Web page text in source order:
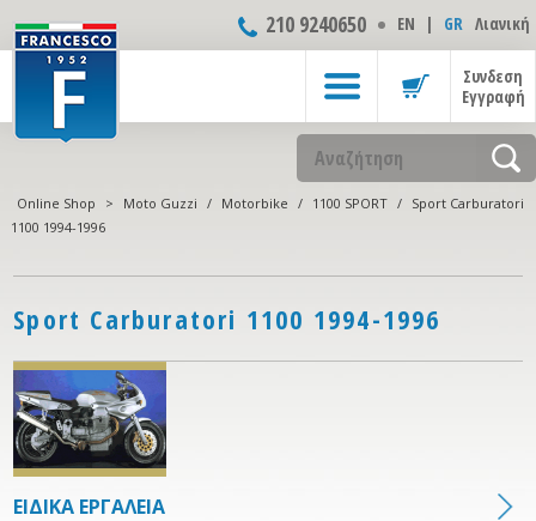
210 9240650 ΕΝ | GR Λιανική
Συνδεση
Εγγραφή
Online Shop > Moto Guzzi / Motorbike / 1100 SPORT / Sport Carburatori
1100 1994-1996
Sport Carburatori 1100 1994-1996
ΕΙΔΙΚΑ ΕΡΓΑΛΕΙΑ